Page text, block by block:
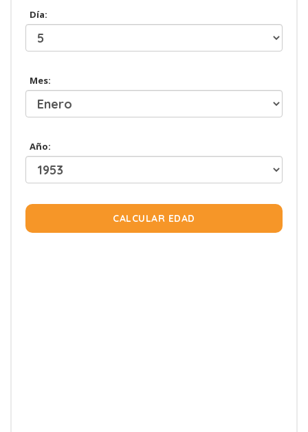
Día:
Mes:
Año:
CALCULAR EDAD